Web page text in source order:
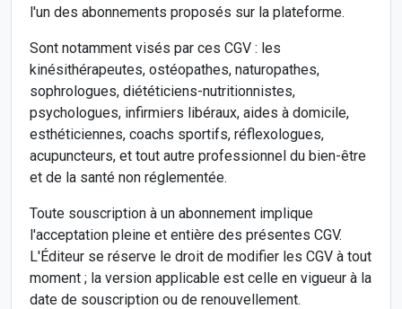
l'un des abonnements proposés sur la plateforme.
Sont notamment visés par ces CGV : les
kinésithérapeutes, ostéopathes, naturopathes,
sophrologues, diététiciens-nutritionnistes,
psychologues, infirmiers libéraux, aides à domicile,
esthéticiennes, coachs sportifs, réflexologues,
acupuncteurs, et tout autre professionnel du bien-être
et de la santé non réglementée.
Toute souscription à un abonnement implique
l'acceptation pleine et entière des présentes CGV.
L'Éditeur se réserve le droit de modifier les CGV à tout
moment ; la version applicable est celle en vigueur à la
date de souscription ou de renouvellement.